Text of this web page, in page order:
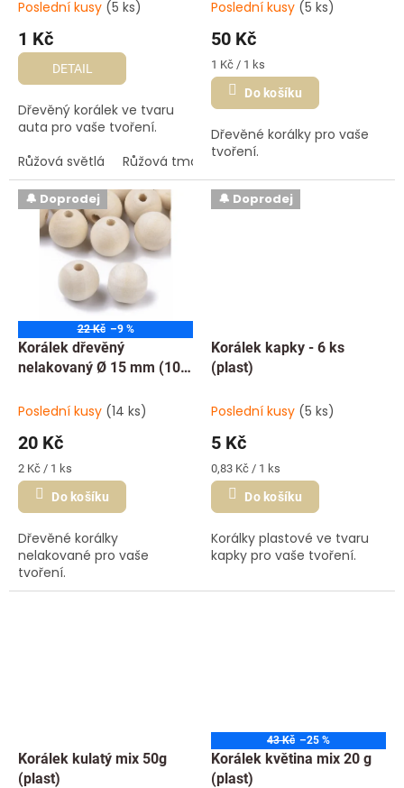
Poslední kusy (5 ks)
1 Kč
DETAIL
Dřevěný korálek ve tvaru
auta pro vaše tvoření.
Růžová světlá
Růžová tmavá
Poslední kusy (5 ks)
50 Kč
Měrná
cena:
1 Kč / 1 ks
Do košíku
Dřevěné korálky pro vaše
tvoření.
🔔 Doprodej
22 Kč –9 %
Korálek dřevěný
nelakovaný Ø 15 mm (10
Poslední kusy (14 ks)
20 Kč
Měrná
cena:
2 Kč / 1 ks
Do košíku
Dřevěné korálky
nelakované pro vaše
tvoření.
🔔 Doprodej
Korálek kapky - 6 ks
(plast)
Poslední kusy (5 ks)
5 Kč
Měrná
cena:
0,83 Kč / 1 ks
Do košíku
Korálky plastové ve tvaru
kapky pro vaše tvoření.
Korálek kulatý mix 50g
(plast)
43 Kč –25 %
Korálek květina mix 20 g
(plast)